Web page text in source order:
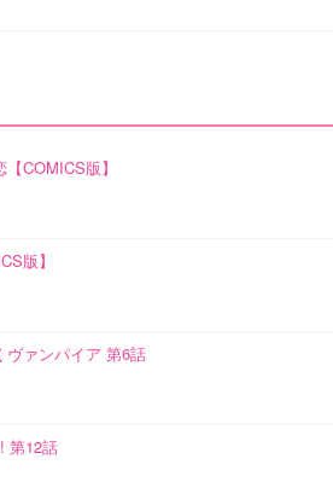
COMICS版】
版】
ヴァンパイア 第6話
第12話